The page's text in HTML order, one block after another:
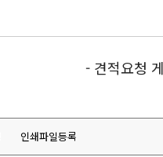
- 견적요청
인쇄파일등록